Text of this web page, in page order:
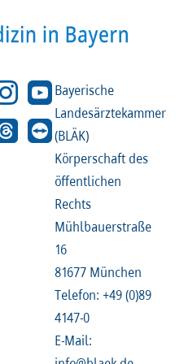
Bayerische
Landesärztekammer
(BLÄK)
Körperschaft des
öffentlichen
Rechts
Mühlbauerstraße
16
81677 München
Telefon: +49 (0)89
4147-0
E-Mail: